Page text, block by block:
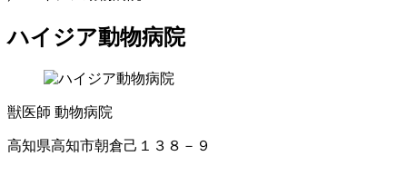
ハイジア動物病院
獣医師 動物病院
高知県高知市朝倉己１３８－９